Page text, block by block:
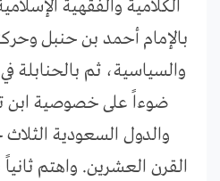
الكلامية والفقهية
بالإمام أحمد بن حنبل
والسياسية، ثم بالحنابلة
ضوءاً على خصوصية ابن
والدول السعودية
القرن العشرين. واهتم